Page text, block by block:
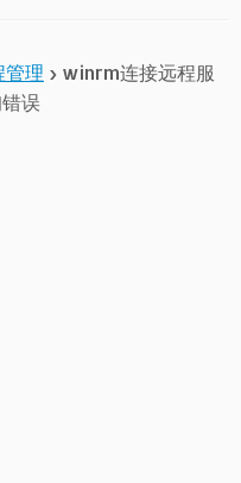
管理 › winrm连接远程服
误